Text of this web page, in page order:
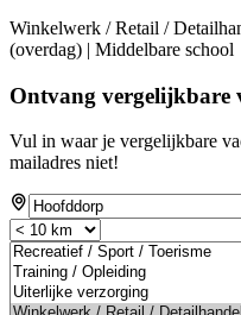
Winkelwerk / Retail /
(overdag) | Middelbare school
Ontvang vergelijkbare
Vul in waar je vergelijkbare
mailadres niet!